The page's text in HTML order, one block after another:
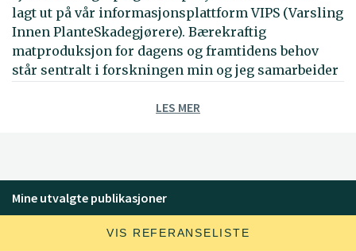
lagt ut på vår informasjonsplattform VIPS (Varsling
Innen PlanteSkadegjørere). Bærekraftig
matproduksjon for dagens og framtidens behov
står sentralt i forskningen min og jeg samarbeider
kunnskapen om nye sjukdommer,
LES MER
Mine utvalgte publikasjoner
VIS REFERANSELISTE